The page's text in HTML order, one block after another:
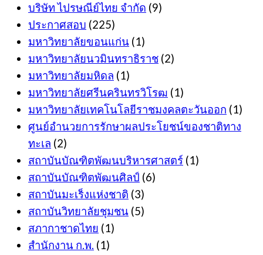
บริษัท ไปรษณีย์ไทย จำกัด (9)
ประกาศสอบ (225)
มหาวิทยาลัยขอนแก่น (1)
มหาวิทยาลัยนวมินทราธิราช (2)
มหาวิทยาลัยมหิดล (1)
มหาวิทยาลัยศรีนครินทรวิโรฒ (1)
มหาวิทยาลัยเทคโนโลยีราชมงคลตะวันออก (1)
ศูนย์อำนวยการรักษาผลประโยชน์ของชาติทาง
ทะเล (2)
สถาบันบัณฑิตพัฒนบริหารศาสตร์ (1)
สถาบันบัณฑิตพัฒนศิลป์ (6)
สถาบันมะเร็งแห่งชาติ (3)
สถาบันวิทยาลัยชุมชน (5)
สภากาชาดไทย (1)
สำนักงาน ก.พ. (1)